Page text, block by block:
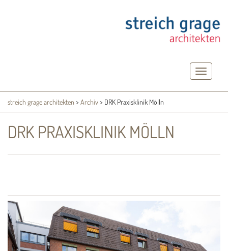
Toggle
navigation
streich grage architekten > Archiv> DRK Praxisklinik Mölln
DRK PRAXISKLINIK MÖLLN